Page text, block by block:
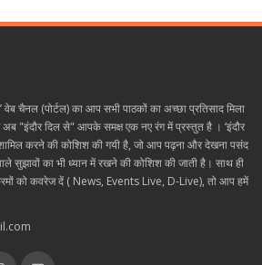
चैनल (पोर्टल) का आप सभी पाठकों का अच्छा प्रतिसाद मिला
"इंदौर दिल से" आपके समक्ष एक नए रंग में प्रस्तुत है । ‘इंदौर
करने की कोशिश की गयी है, जो आप पढ़ना और देखना पसंद
सुझावों का भी ध्यान में रखने की कोशिश की जाती है। साथ ही
को कवरेज दें ( News, Events Live, D-Live), तो आप हमें